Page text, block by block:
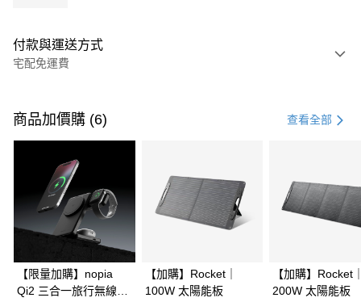
付款與運送方式
宅配免運費
信用卡一次付款
3 期 0 利率 每期 NT$14,933
合作金庫商業銀行
第一商業銀行
華南商業銀行
彰化商業銀行
上海商業儲蓄銀行
台北富邦商業銀行
國泰世華商業銀行
臺灣中小企業銀行
台中商業銀行
匯豐（台灣）商業銀行
華泰商業銀行
6 期 0 利率 每期 NT$7,466 21家銀行
合作金庫商業銀行
第一商業銀行
華南商業銀行
國泰世華商業銀行
兆豐國際商業銀行
臺灣中小企業銀行
台中商業銀行
LINE Pay
街口支付
商品加價購 (6) 查看全部
【限量加購】nopia
Qi2 三合一旅行無線充
【加購】Rocket｜
100W 太陽能板
【加購】Rocket
200W 太陽能板